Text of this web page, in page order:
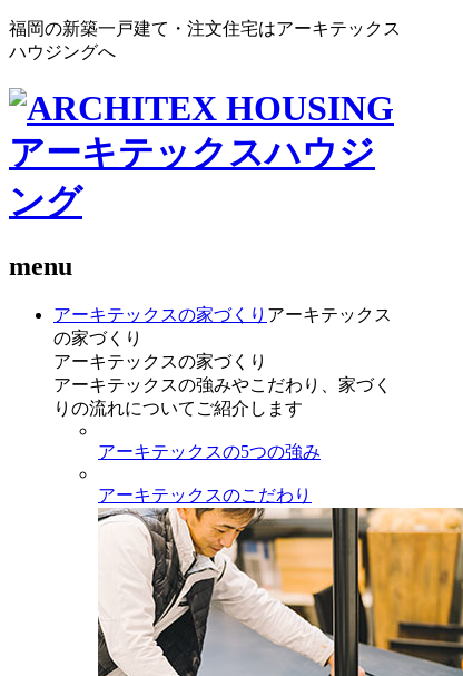
福岡の新築一戸建て・注文住宅はアーキテックス
ハウジングへ
menu
アーキテックスの家づくり アーキテックス
の家づくり
アーキテックスの家づくり
アーキテックスの強みやこだわり、家づく
りの流れについてご紹介します
アーキテックスの5つの強み
アーキテックスのこだわり